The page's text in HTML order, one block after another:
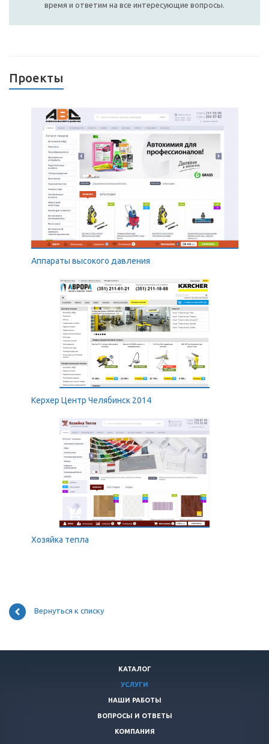
время и ответим на все интересующие вопросы.
Проекты
Аппараты высокого давления
Керхер Центр Челябинск 2014
Хозяйка тепла
Вернуться к списку
КАТАЛОГ
УСЛУГИ
НАШИ РАБОТЫ
ВОПРОСЫ И ОТВЕТЫ
КОМПАНИЯ